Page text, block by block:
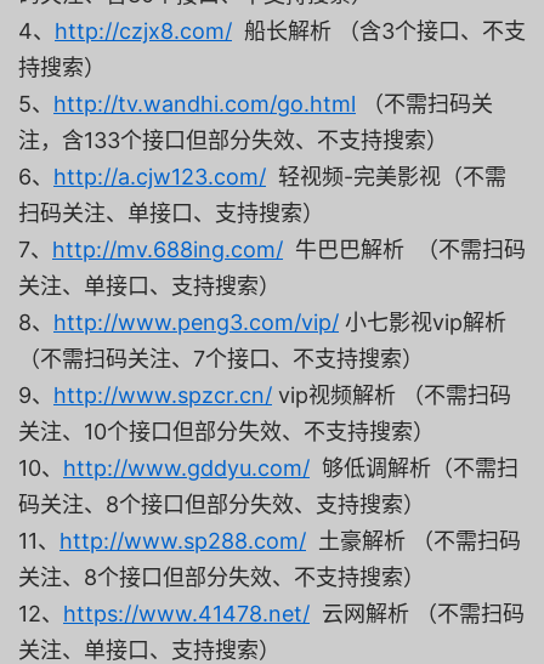
4、 http://czjx8.com/ 船长解析 （含3个接口、不支
持搜索）
5、 http://tv.wandhi.com/go.html （不需扫码关
注，含133个接口但部分失效、不支持搜索）
6、 http://a.cjw123.com/ 轻视频-完美影视（不需
扫码关注、单接口、支持搜索）
7、 http://mv.688ing.com/ 牛巴巴解析 （不需扫码
关注、单接口、支持搜索）
8、 http://www.peng3.com/vip/ 小七影视vip解析
（不需扫码关注、7个接口、不支持搜索）
9、 http://www.spzcr.cn/ vip视频解析 （不需扫码
关注、10个接口但部分失效、不支持搜索）
10、 http://www.gddyu.com/ 够低调解析（不需扫
码关注、8个接口但部分失效、支持搜索）
11、 http://www.sp288.com/ 土豪解析 （不需扫码
关注、8个接口但部分失效、不支持搜索）
12、 https://www.41478.net/ 云网解析 （不需扫码
关注、单接口、支持搜索）